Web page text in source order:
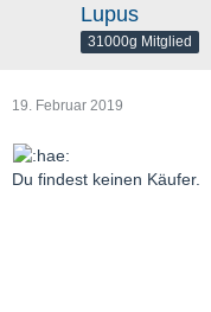
Lupus
31000g Mitglied
19. Februar 2019
Du findest keinen Käufer.